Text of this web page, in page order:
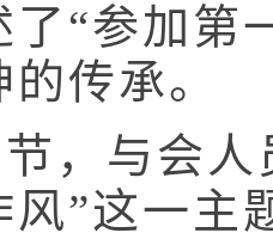
了“参加第
传承。
，与会
风”这一主